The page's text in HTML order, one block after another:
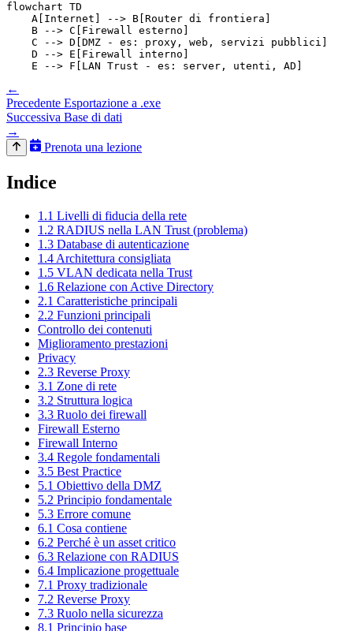
flowchart TD
    A[Internet] --> B[Router di frontiera]
    B --> C[Firewall esterno]
    C --> D[DMZ - es: proxy, web, servizi pubblici]
    D --> E[Firewall interno]
    E --> F[LAN Trust - es: server, utenti, AD]
←
Precedente Esportazione a .exe
Successiva Base di dati
→
Prenota una lezione
Indice
1.1 Livelli di fiducia della rete
1.2 RADIUS nella LAN Trust (problema)
1.3 Database di autenticazione
1.4 Architettura consigliata
1.5 VLAN dedicata nella Trust
1.6 Relazione con Active Directory
2.1 Caratteristiche principali
2.2 Funzioni principali
Controllo dei contenuti
Miglioramento prestazioni
Privacy
2.3 Reverse Proxy
3.1 Zone di rete
3.2 Struttura logica
3.3 Ruolo dei firewall
Firewall Esterno
Firewall Interno
3.4 Regole fondamentali
3.5 Best Practice
5.1 Obiettivo della DMZ
5.2 Principio fondamentale
5.3 Errore comune
6.1 Cosa contiene
6.2 Perché è un asset critico
6.3 Relazione con RADIUS
6.4 Implicazione progettuale
7.1 Proxy tradizionale
7.2 Reverse Proxy
7.3 Ruolo nella sicurezza
8.1 Principio base